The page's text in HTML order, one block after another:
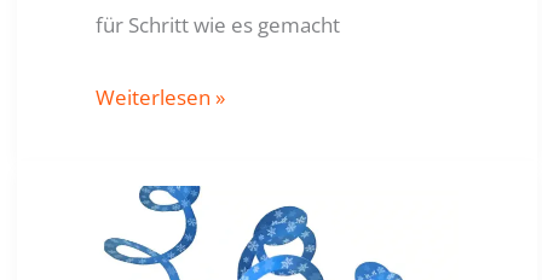
für Schritt wie es gemacht
GLÜCKSSCHWEIN
Weiterlesen »